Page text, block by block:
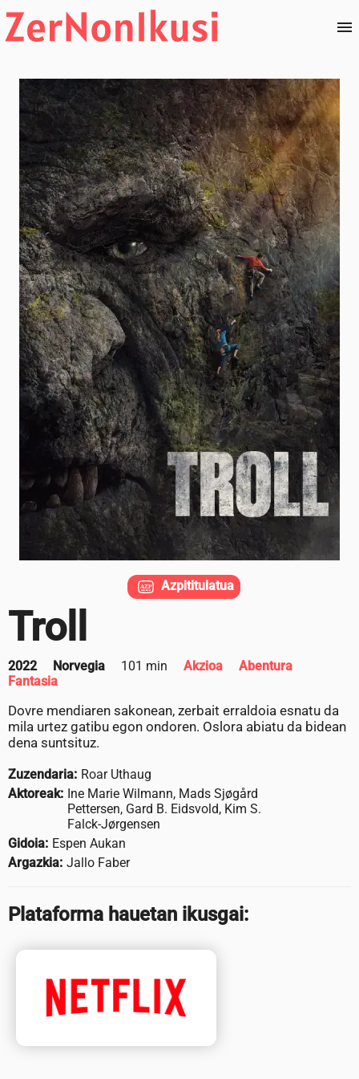
Troll
2022 Norvegia 101 min Akzioa
Abentura
Fantasia
Dovre mendiaren sakonean, zerbait erraldoia esnatu da
mila urtez gatibu egon ondoren. Oslora abiatu da bidean
dena suntsituz.
Zuzendaria: Roar Uthaug
Aktoreak: Ine Marie Wilmann, Mads Sjøgård
Pettersen, Gard B. Eidsvold, Kim S.
Falck-Jørgensen
Gidoia: Espen Aukan
Argazkia: Jallo Faber
Plataforma hauetan ikusgai:
Azpititulatua